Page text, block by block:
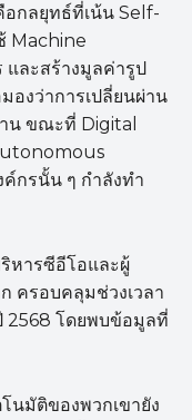
กลยุทธ์ที่เน้น Self-
Machine
และสร้างมูลค่ารูป
องว่าการเปลี่ยนผ่าน
าน ขณะที่ Digital
ค์กรนั้น ๆ กำลังทำ
หารซีอีโอและผู้
ครอบคลุมช่วงเวลา
2568 โดยพบข้อมูลที่
นมัติของพวกเขายัง